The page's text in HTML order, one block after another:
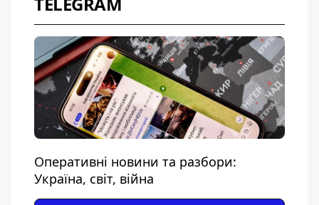
Оперативні новини та разбори:
Україна, світ, війна